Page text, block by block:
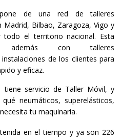
de una red de talleres
Bilbao, Zaragoza, Vigo y
todo el territorio nacional. Esta
además con talleres
de los clientes para
y eficaz.
tiene servicio de Taller Móvil, y
neumáticos, superelásticos,
tu maquinaria.
en el tiempo y ya son 226